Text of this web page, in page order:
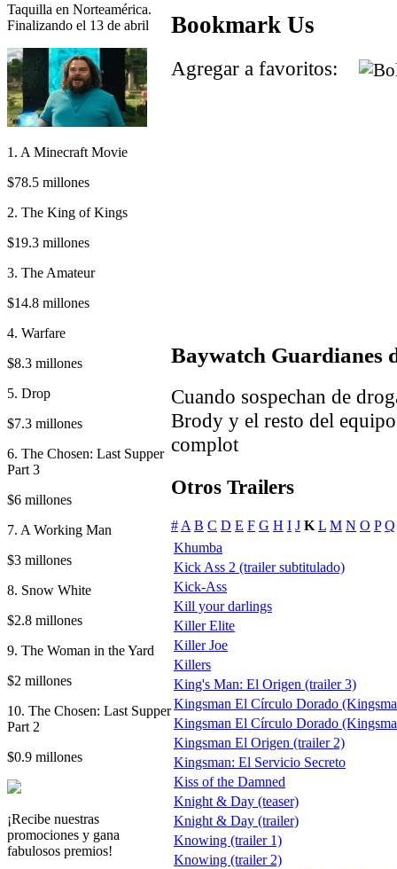
Taquilla en Norteamérica.
Finalizando el 13 de abril
1. A Minecraft Movie
$78.5 millones
2. The King of Kings
$19.3 millones
3. The Amateur
$14.8 millones
4. Warfare
$8.3 millones
5. Drop
$7.3 millones
6. The Chosen: Last Supper
Part 3
$6 millones
7. A Working Man
$3 millones
8. Snow White
$2.8 millones
9. The Woman in the Yard
$2 millones
10. The Chosen: Last Supper
Part 2
$0.9 millones
¡Recibe nuestras
promociones y gana
fabulosos premios!
Bookmark Us
Agregar a favoritos:
Baywatch Guardianes
Cuando sospechan de
Brody y el resto del
complot
Otros Trailers
#A B C D E F G H I J K L M N O P Q
Khumba
Kick Ass 2 (trailer subtitulado)
Kick-Ass
Kill your darlings
Killer Elite
Killer Joe
Killers
King's Man: El Origen (trailer 3)
Kingsman El Círculo Dorado
Kingsman El Círculo Dorado
Kingsman El Origen (trailer 2)
Kingsman: El Servicio Secreto
Kiss of the Damned
Knight & Day (teaser)
Knight & Day (trailer)
Knowing (trailer 1)
Knowing (trailer 2)